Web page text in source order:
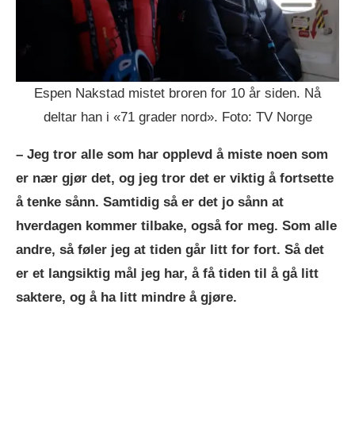
Espen Nakstad mistet broren for 10 år siden. Nå
deltar han i «71 grader nord». Foto: TV Norge
– Jeg tror alle som har opplevd å miste noen som
er nær gjør det, og jeg tror det er viktig å fortsette
å tenke sånn. Samtidig så er det jo sånn at
hverdagen kommer tilbake, også for meg. Som alle
andre, så føler jeg at tiden går litt for fort. Så det
er et langsiktig mål jeg har, å få tiden til å gå litt
saktere, og å ha litt mindre å gjøre.